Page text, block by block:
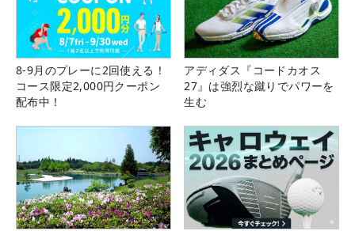
8-9月のプレーに2回使える！
コース限定2,000円クーポン
配布中！
アディダス『コードカオス
27』は強烈な蹴りでパワーを
生む